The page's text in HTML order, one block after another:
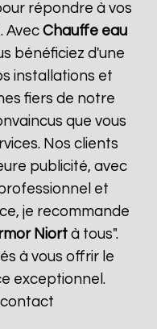
répondre à vos
AvecChauffe eau
bénéficiez d'une
installations et
fiers de notre
que vous
Nos clients
publicité, avec
et
je recommande
Niort à tous".
à vous offrir le
exceptionnel.
contact